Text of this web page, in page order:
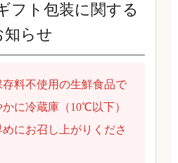
フト包装に関する
知らせ
料不使用の生鮮食品で
に冷蔵庫（10℃以下）
にお召し上がりくださ